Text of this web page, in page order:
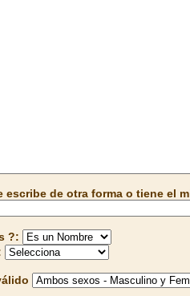
escribe de otra forma o tiene el
?: